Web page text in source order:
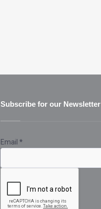
Subscribe for our Newsletter
Email *